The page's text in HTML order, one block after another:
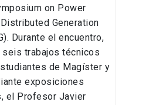
on Power
Generation
Durante el encuentro,
seis trabajos técnicos
de Magíster y
exposiciones
el Profesor Javier